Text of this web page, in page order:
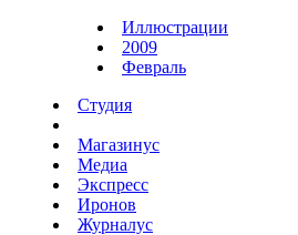
Иллюстрации
2009
Февраль
Студия
Магазинус
Медиа
Экспресс
Иронов
Журналус